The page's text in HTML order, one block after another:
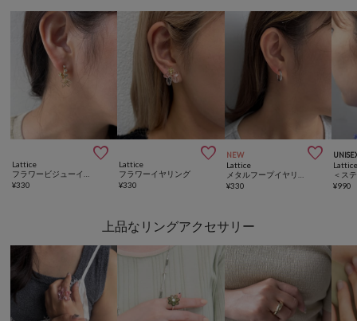

Lattice
¥330

Lattice
フラワーイヤリング
¥330
NEW 
Lattice
¥330 ¥990
上品なリングアクセサリー